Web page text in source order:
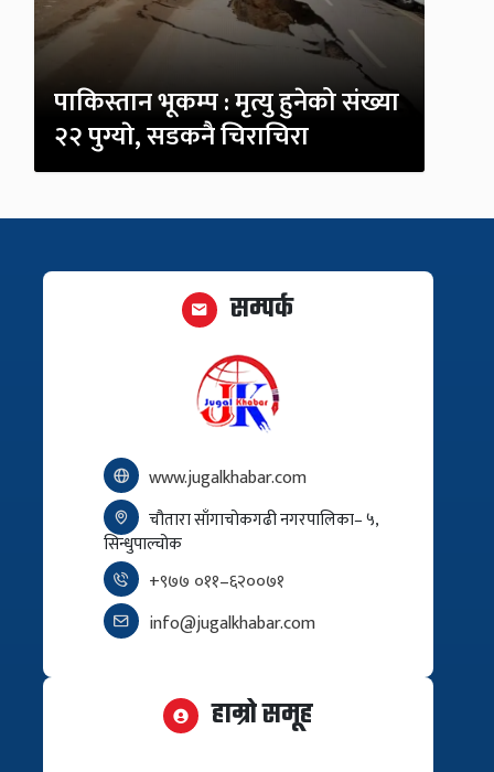
पाकिस्तान भूकम्प : मृत्यु हुनेको संख्या
२२ पुग्याे, सडकनै चिराचिरा
सम्पर्क
www.jugalkhabar.com
चौतारा साँगाचोकगढी नगरपालिका– ५,
सिन्धुपाल्चोक
+९७७ ०११–६२००७१
info@jugalkhabar.com
हाम्रो समूह